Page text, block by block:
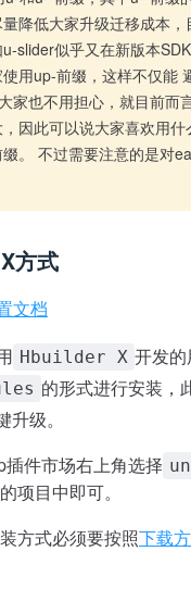
降低大家升级迁移成本
slider似乎又在新版本
用up-前缀，这样不仅能
家也不用担心，就目前而
因此可以说大家喜欢用
。 不过需要注意的是对
方式
文档
Hbuilder X 开发
的形式进行安装，
级。
件市场右上角选择
项目中即可。
方式必须要按照下载